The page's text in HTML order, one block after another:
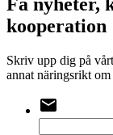
kooperation
Skriv upp dig på
annat näringsrikt
email